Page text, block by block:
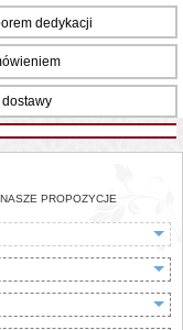
dedykacji
dostawy
PROPOZYCJE